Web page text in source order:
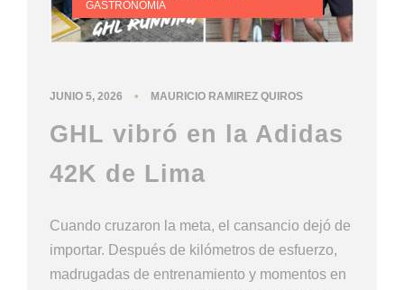
GASTRONOMIA
JUNIO 5, 2026 • MAURICIO RAMIREZ QUIROS
GHL vibró en la Adidas
42K de Lima
Cuando cruzaron la meta, el cansancio dejó de
importar. Después de kilómetros de esfuerzo,
madrugadas de entrenamiento y momentos en